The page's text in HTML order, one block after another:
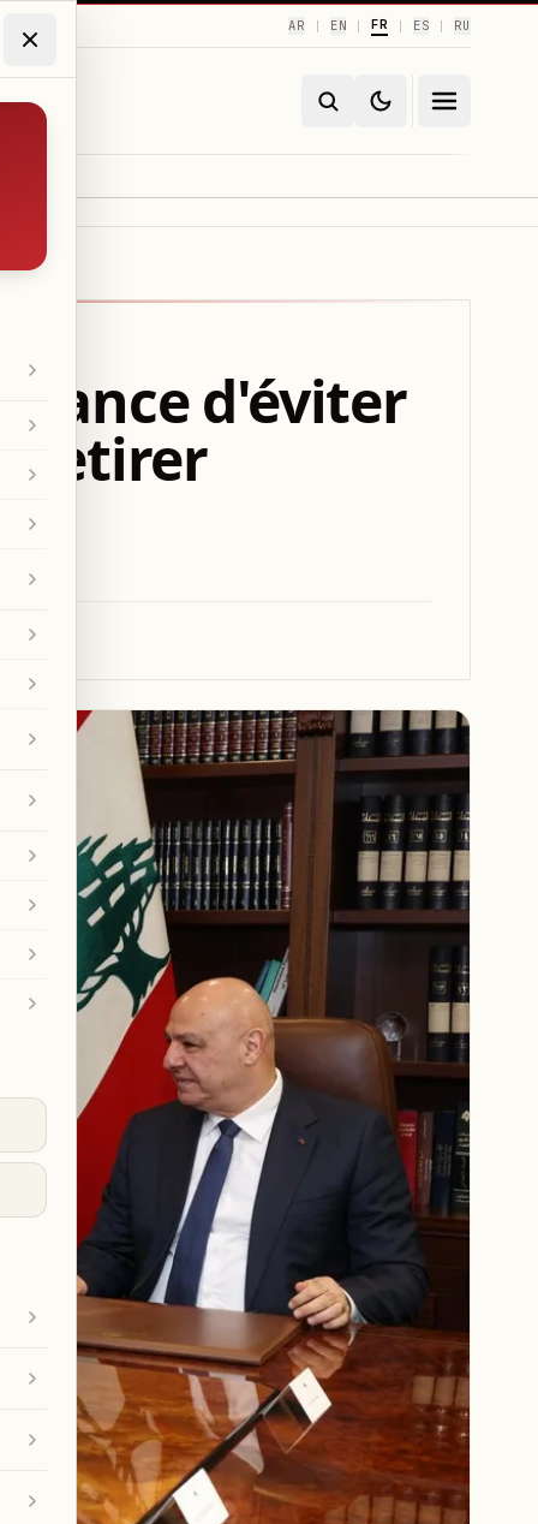
AR | EN | FR | ES | RU
d'éviter
retirer